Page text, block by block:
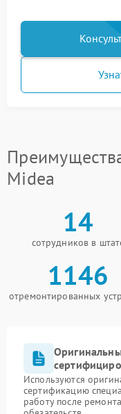
Midea
14
сотрудников в
1146
отремонтированных
Используются
сертификацию
работу после